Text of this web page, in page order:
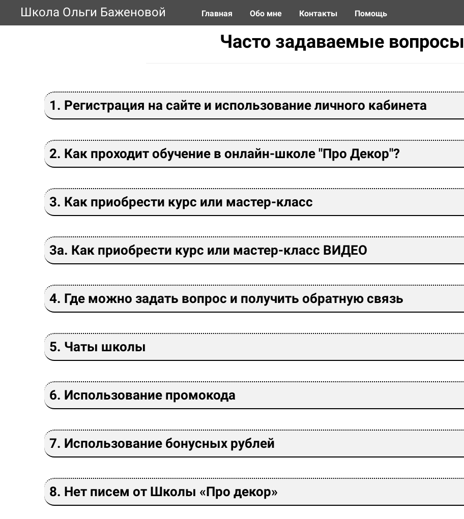
Школа Ольги Баженовой Главная Обо мне Контакты Помощь
Часто задаваемые вопросы
1. Регистрация на сайте и использование личного кабинета
2. Как проходит обучение в онлайн-школе "Про Декор"?
3. Как приобрести курс или мастер-класс
3а. Как приобрести курс или мастер-класс ВИДЕО
4. Где можно задать вопрос и получить обратную связь
5. Чаты школы
6. Использование промокода
7. Использование бонусных рублей
8. Нет писем от Школы «Про декор»